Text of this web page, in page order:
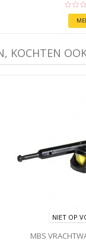
KOCHTEN
NIET OP
MBS